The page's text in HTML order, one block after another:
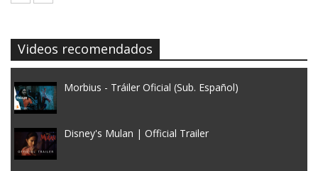
Videos recomendados
Morbius - Tráiler Oficial (Sub. Español)
Disney's Mulan | Official Trailer